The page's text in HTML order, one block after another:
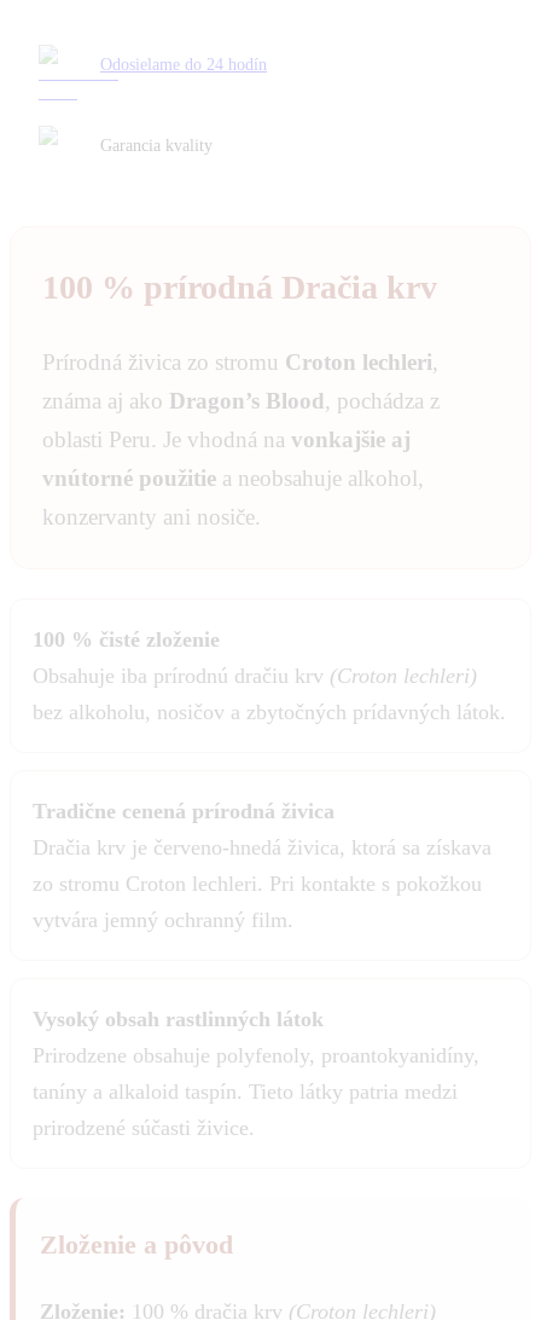
Odosielame do 24 hodín
Garancia kvality
100 % prírodná Dračia krv
Prírodná živica zo stromu Croton lechleri,
známa aj ako Dragon’s Blood, pochádza z
oblasti Peru. Je vhodná na vonkajšie aj
vnútorné použitie a neobsahuje alkohol,
konzervanty ani nosiče.
100 % čisté zloženie
Obsahuje iba prírodnú dračiu krv (Croton lechleri)
bez alkoholu, nosičov a zbytočných prídavných látok.
Tradične cenená prírodná živica
Dračia krv je červeno-hnedá živica, ktorá sa získava
zo stromu Croton lechleri. Pri kontakte s pokožkou
vytvára jemný ochranný film.
Vysoký obsah rastlinných látok
Prirodzene obsahuje polyfenoly, proantokyanidíny,
taníny a alkaloid taspín. Tieto látky patria medzi
prirodzené súčasti živice.
Zloženie a pôvod
Zloženie: 100 % dračia krv (Croton lechleri)